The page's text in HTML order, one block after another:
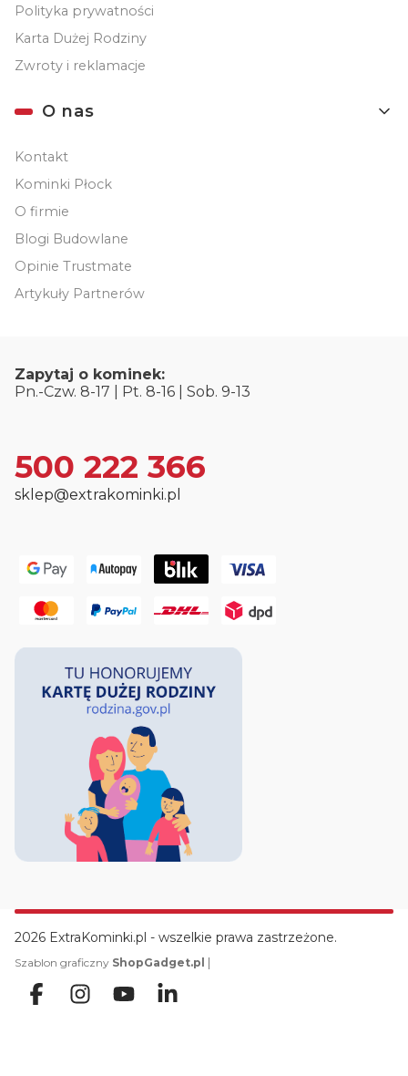
Polityka prywatności
Karta Dużej Rodziny
Zwroty i reklamacje
O nas
Kontakt
Kominki Płock
O firmie
Blogi Budowlane
Opinie Trustmate
Artykuły Partnerów
Zapytaj o kominek:
Pn.-Czw. 8-17 | Pt. 8-16 | Sob. 9-13
500 222 366
sklep@extrakominki.pl
2026 ExtraKominki.pl - wszelkie prawa zastrzeżone.
Szablon graficzny ShopGadget.pl |